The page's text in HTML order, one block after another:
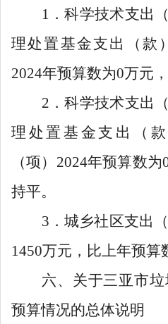
1 ．科学技术支出
理处置基金支出（款
2024年预算数为0万元
2 ．科学技术支出
理处置基金支出（
（项） 2024年预算数为
持平。
3 ．城乡社区支出（
1450万元，比上年预算
六、关于三亚市
预算情况的总体说明